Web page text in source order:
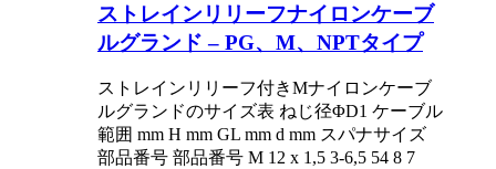
ストレインリリーフナイロンケーブ
ルグランド – PG、M、NPTタイプ
ストレインリリーフ付きMナイロンケーブ
ルグランドのサイズ表 ねじ径ΦD1 ケーブル
範囲 mm H mm GL mm d mm スパナサイズ
部品番号 部品番号 M 12 x 1,5 3-6,5 54 8 7